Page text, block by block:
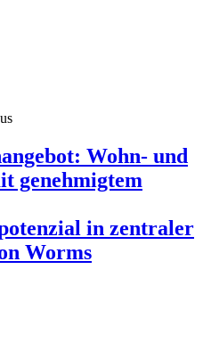
Wohn- und
genehmigtem
in zentraler
Worms